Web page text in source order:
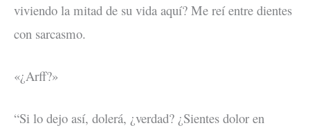
viviendo la mitad de su vida aquí? Me reí entre dientes
con sarcasmo.
«¿Arff?»
“Si lo dejo así, dolerá, ¿verdad? ¿Sientes dolor en